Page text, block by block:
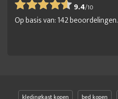
9.4/10
Op basis van:142beoordelingen.